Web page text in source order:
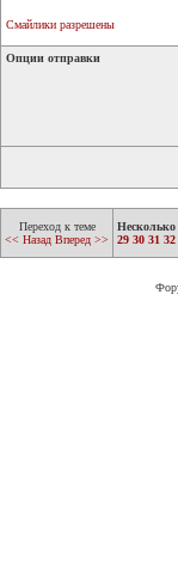
Смайлики разрешены
Опции отправки
Переход к теме
<< Назад Вперед >>
29 30 31 32